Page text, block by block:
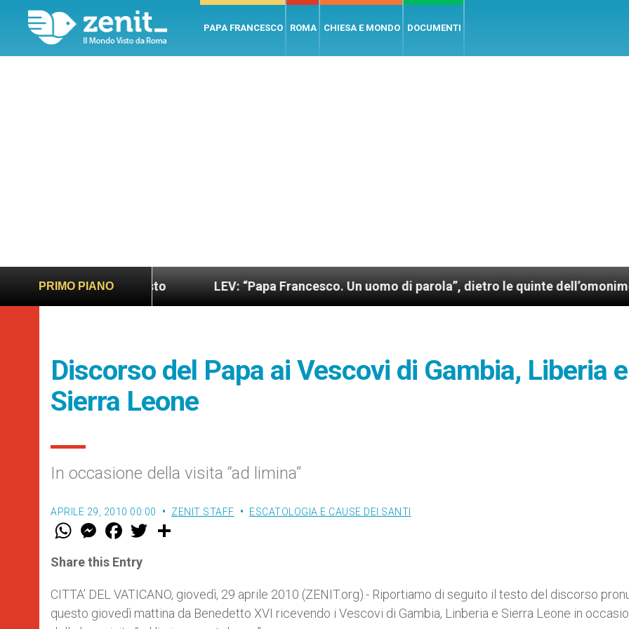
PAPA FRANCESCO ROMA CHIESA E MONDO DOCUMENTI
PRIMO PIANO
più sano e giusto LEV: “Papa Francesco. Un uomo di parola”, dietro le quinte dell’omonimo film di
Discorso del Papa ai Vescovi di Gambia, Liberia e
Sierra Leone
In occasione della visita “ad limina”
APRILE 29, 2010 00:00 ZENIT STAFF ESCATOLOGIA E CAUSE DEI SANTI
W
t
s
p
p
M
e
s
e
g
e
r
F
a
e
b
o
k
w
r
Share this Entry
CITTA’ DEL VATICANO, giovedì, 29 aprile 2010 (ZENIT.org).- Riportiamo di seguito il testo del discorso
questo giovedì mattina da Benedetto XVI ricevendo i Vescovi di Gambia, Linberia e Sierra Leone in